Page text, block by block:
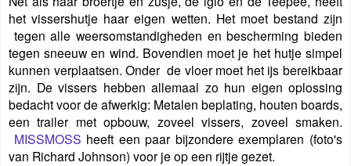
het vissershutje haar eigen wetten. Het moet bestand zijn
tegen alle weersomstandigheden en bescherming bieden
tegen sneeuw en wind. Bovendien moet je het hutje simpel
kunnen verplaatsen. Onder de vloer moet het ijs bereikbaar
zijn. De vissers hebben allemaal zo hun eigen oplossing
bedacht voor de afwerkig: Metalen beplating, houten boards,
een trailer met opbouw, zoveel vissers, zoveel smaken.
MISSMOSS heeft een paar bijzondere exemplaren (foto's
van Richard Johnson) voor je op een rijtje gezet.